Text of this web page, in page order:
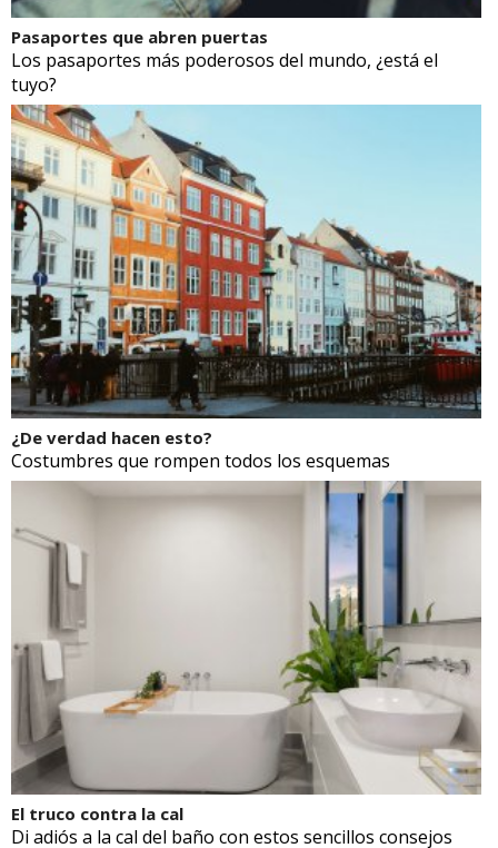
Pasaportes que abren puertas
Los pasaportes más poderosos del mundo, ¿está el
tuyo?
¿De verdad hacen esto?
Costumbres que rompen todos los esquemas
El truco contra la cal
Di adiós a la cal del baño con estos sencillos consejos